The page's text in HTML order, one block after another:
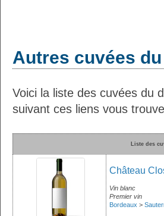
Autres cuvées
Voici la liste des cuvées du
suivant ces liens vous
Liste des
Château
Vin blanc
Premier vin
Bordeaux >